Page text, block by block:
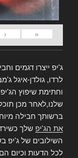
«
‹
ג'יפ ייצרו דגמים
לרדו, גולדן-איגל
וחתימת שיפוץ
שלנו,לאחר מכן תוכל
ברשותך חבילה
את הג'יפ שלך
השילובים של ג'יפ
לכל הדעות וכיום